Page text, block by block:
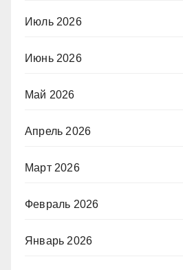
Июль 2026
Июнь 2026
Май 2026
Апрель 2026
Март 2026
Февраль 2026
Январь 2026